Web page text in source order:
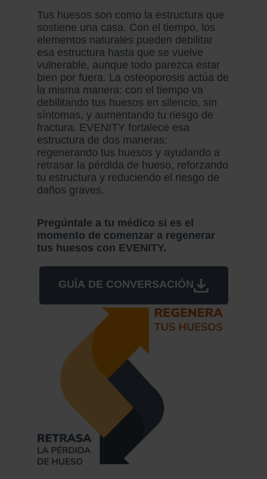
Tus huesos son como la estructura que
sostiene una casa. Con el tiempo, los
elementos naturales pueden debilitar
esa estructura hasta que se vuelve
vulnerable, aunque todo parezca estar
bien por fuera. La osteoporosis actúa de
la misma manera: con el tiempo va
debilitando tus huesos en silencio, sin
síntomas, y aumentando tu riesgo de
fractura. EVENITY fortalece esa
estructura de dos maneras:
regenerando tus huesos y ayudando a
retrasar la pérdida de hueso, reforzando
tu estructura y reduciendo el riesgo de
daños graves.
Pregúntale a tu médico si es el
momento de comenzar a regenerar
tus huesos con EVENITY.
GUÍA DE CONVERSACIÓN